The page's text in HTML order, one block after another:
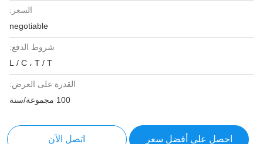
السعر:
negotiable
شروط الدفع:
L / C ، T / T
القدرة على العرض:
100 مجموعة/سنة
احصل على أفضل سعر اتصل الآن